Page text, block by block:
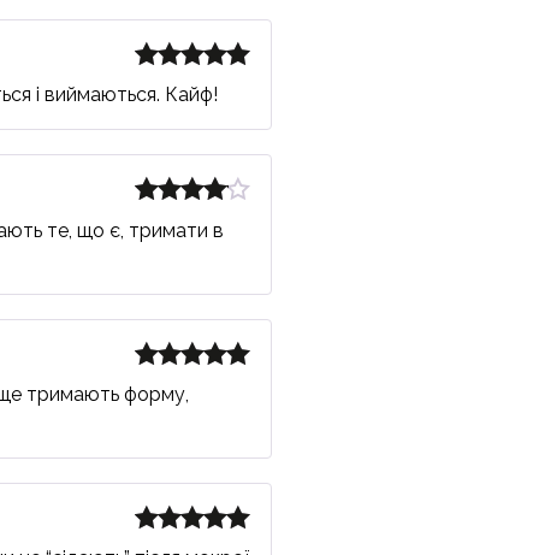
Оцінено в
і виймаються. Кайф!
в
те, що є, тримати в
Оцінено в
з 5
тримають форму,
Оцінено в